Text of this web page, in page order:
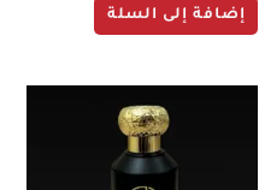
إضافة إلى السلة